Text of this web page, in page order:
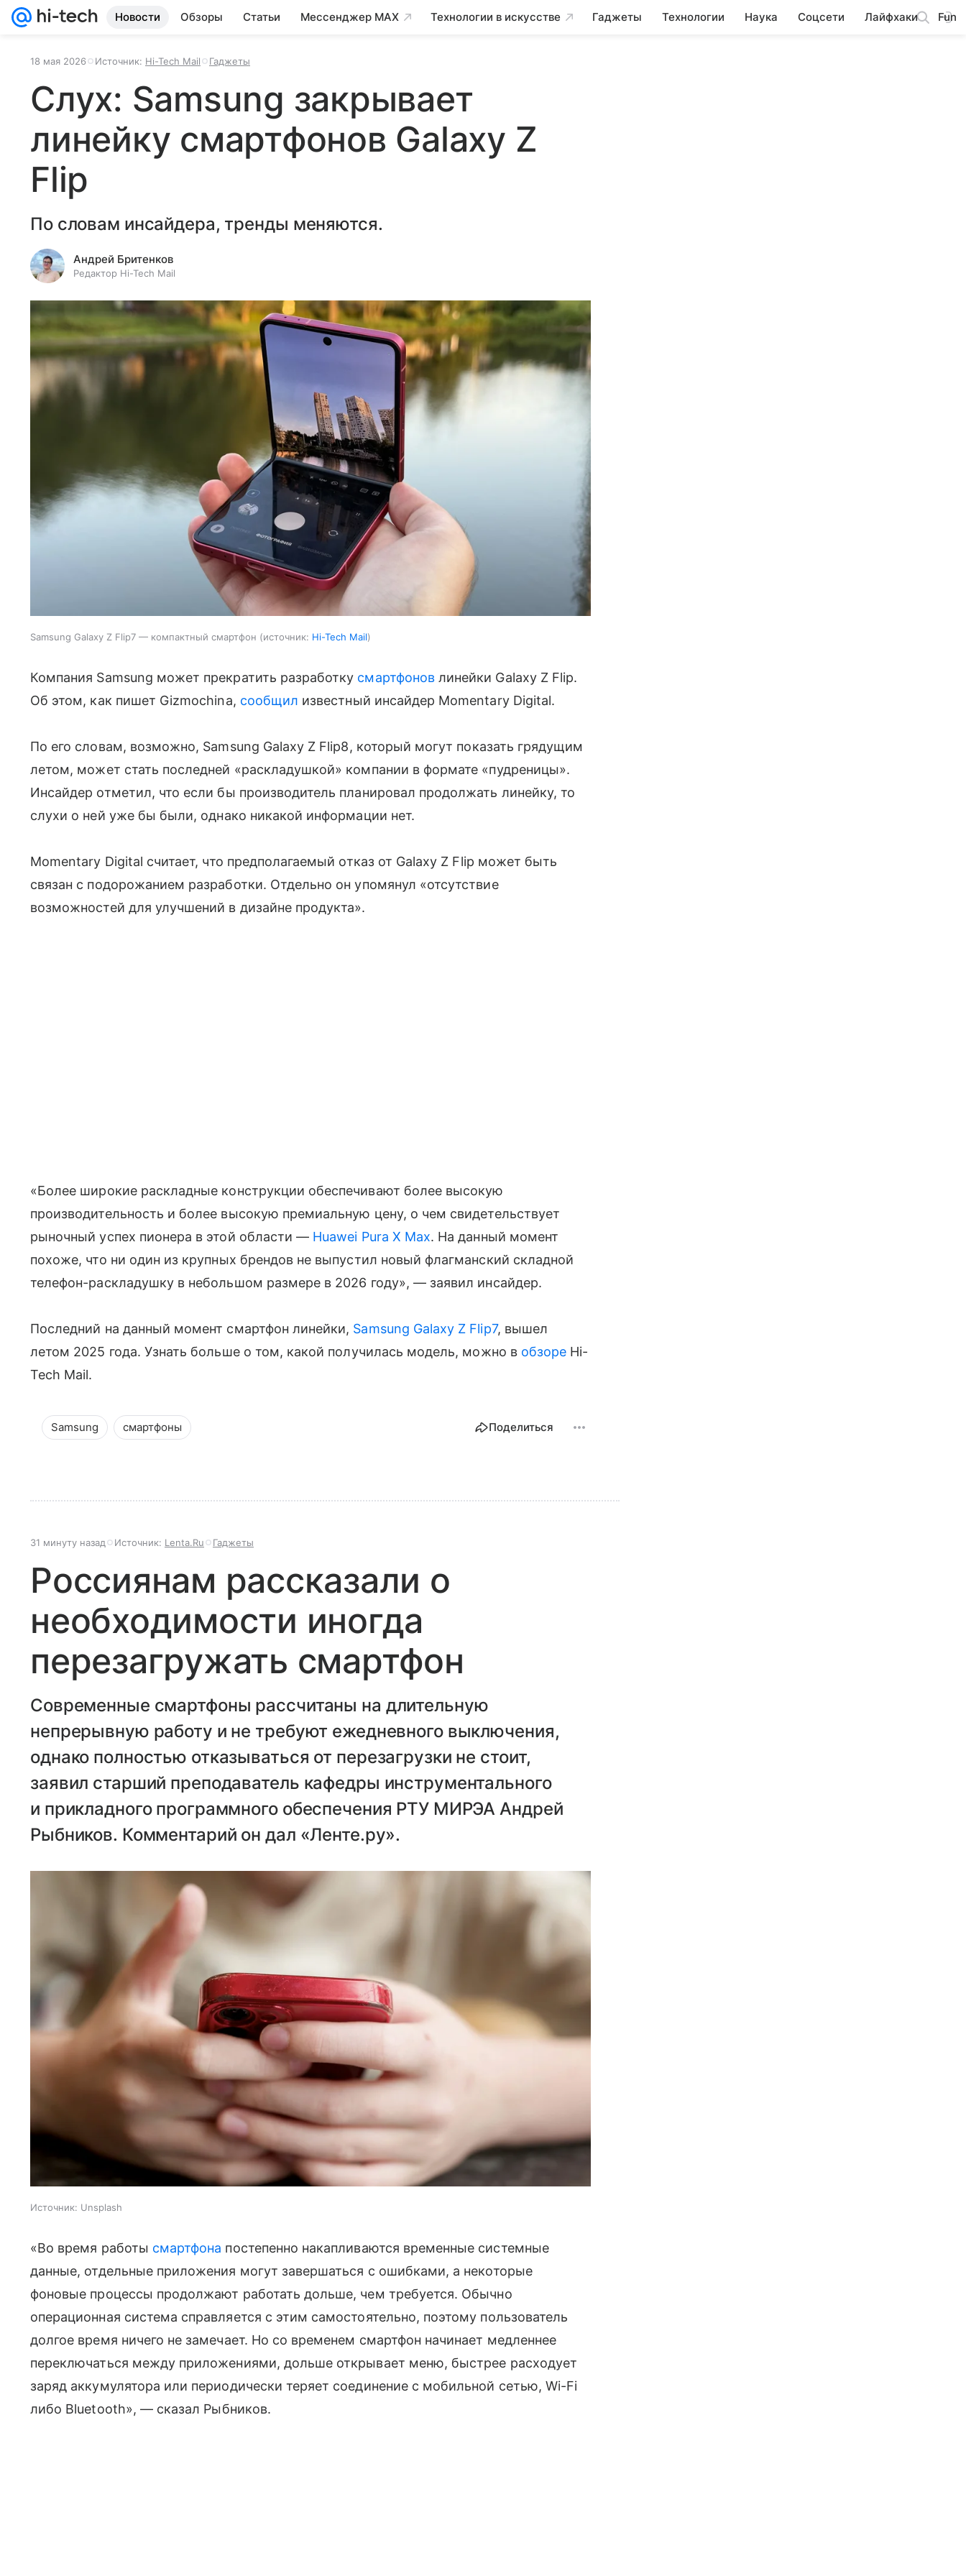
Новости Обзоры Статьи Мессенджер MAX Технологии в искусстве Гаджеты Технологии Наука Соцсети Лайфхаки Fun
18 мая 2026 Источник: Hi-Tech Mail Гаджеты
Слух: Samsung закрывает
линейку смартфонов Galaxy Z
Flip
По словам инсайдера, тренды меняются.
Андрей Бритенков
Редактор Hi-Tech Mail
Samsung Galaxy Z Flip7 — компактный смартфон источник: Hi-Tech Mail
Компания Samsung может прекратить разработку смартфоновлинейки Galaxy Z Flip.
Об этом, как пишет Gizmochina, сообщил известный инсайдер Momentary Digital.
По его словам, возможно, Samsung Galaxy Z Flip8, который могут показать грядущим
летом, может стать последней «раскладушкой» компании в формате «пудреницы».
Инсайдер отметил, что если бы производитель планировал продолжать линейку, то
слухи о ней уже бы были, однако никакой информации нет.
Momentary Digital считает, что предполагаемый отказ от Galaxy Z Flip может быть
связан с подорожанием разработки. Отдельно он упомянул «отсутствие
возможностей для улучшений в дизайне продукта».
«Более широкие раскладные конструкции обеспечивают более высокую
производительность и более высокую премиальную цену, о чем свидетельствует
рыночный успех пионера в этой области — Huawei Pura X Max. На данный момент
похоже, что ни один из крупных брендов не выпустил новый флагманский складной
телефон-раскладушку в небольшом размере в 2026 году», — заявил инсайдер.
Последний на данный момент смартфон линейки, Samsung Galaxy Z Flip7, вышел
летом 2025 года. Узнать больше о том, какой получилась модель, можно в обзоре Hi-
Tech Mail.
Samsung смартфоны Поделиться
31 минуту назад Источник: Lenta.Ru Гаджеты
Россиянам рассказали о
необходимости иногда
перезагружать смартфон
Современные смартфоны рассчитаны на длительную
непрерывную работу и не требуют ежедневного выключения,
однако полностью отказываться от перезагрузки не стоит,
заявил старший преподаватель кафедры инструментального
и прикладного программного обеспечения РТУ МИРЭА Андрей
Рыбников. Комментарий он дал «Ленте.ру».
Источник: Unsplash
«Во время работы смартфона постепенно накапливаются временные системные
данные, отдельные приложения могут завершаться с ошибками, а некоторые
фоновые процессы продолжают работать дольше, чем требуется. Обычно
операционная система справляется с этим самостоятельно, поэтому пользователь
долгое время ничего не замечает. Но со временем смартфон начинает медленнее
переключаться между приложениями, дольше открывает меню, быстрее расходует
заряд аккумулятора или периодически теряет соединение с мобильной сетью, Wi-Fi
либо Bluetooth», — сказал Рыбников.